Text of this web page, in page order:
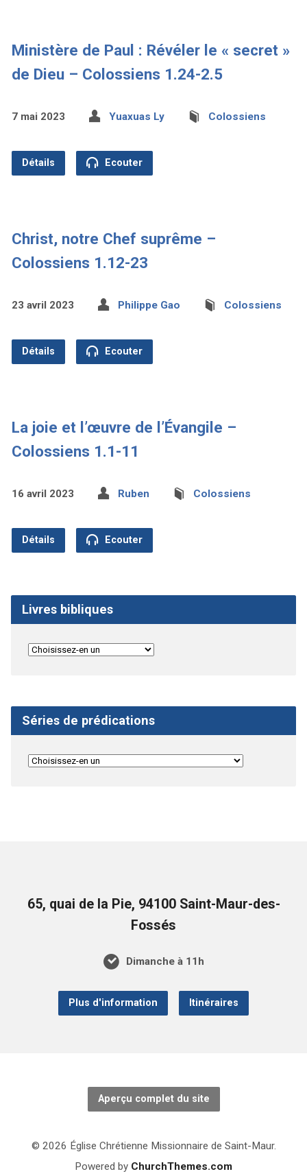
Ministère de Paul : Révéler le « secret »
de Dieu – Colossiens 1.24-2.5
7 mai 2023 Yuaxuas Ly Colossiens
Détails Ecouter
Christ, notre Chef suprême –
Colossiens 1.12-23
23 avril 2023 Philippe Gao Colossiens
Détails Ecouter
La joie et l’œuvre de l’Évangile –
Colossiens 1.1-11
16 avril 2023 Ruben Colossiens
Détails Ecouter
Livres bibliques
Séries de prédications
65, quai de la Pie, 94100 Saint-Maur-des-
Fossés
Dimanche à 11h
Plus d'information Itinéraires
Aperçu complet du site
© 2026 Église Chrétienne Missionnaire de Saint-Maur.
Powered by ChurchThemes.com